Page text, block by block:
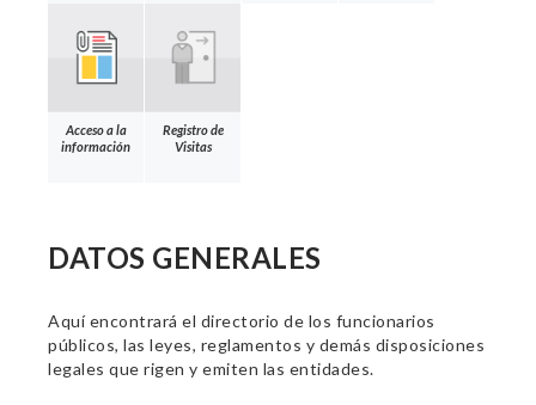
Acceso a la
información
Registro de
Visitas
DATOS GENERALES
Aquí encontrará el directorio de los funcionarios
públicos, las leyes, reglamentos y demás disposiciones
legales que rigen y emiten las entidades.